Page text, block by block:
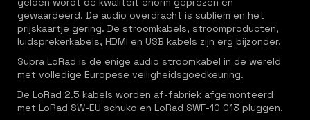
gewaardeerd. De audio overdracht is subliem en het
prijskaartje gering. De stroomkabels, stroomproducten,
luidsprekerkabels, HDMI en USB kabels zijn erg bijzonder.
Supra LoRad is de enige audio stroomkabel in de wereld
met volledige Europese veiligheidsgoedkeuring.
De LoRad 2.5 kabels worden af-fabriek afgemonteerd
met LoRad SW-EU schuko en LoRad SWF-10 C13 pluggen.